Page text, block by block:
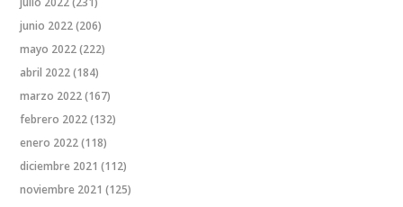
junio 2022(206)
mayo 2022(222)
abril 2022(184)
marzo 2022(167)
febrero 2022(132)
enero 2022(118)
diciembre 2021 (112)
noviembre 2021 (125)